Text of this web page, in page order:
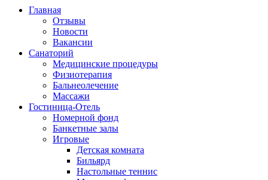
Главная
Отзывы
Новости
Вакансии
Санаторий
Медицинские процедуры
Физиотерапия
Бальнеолечение
Массажи
Гостиница-Отель
Номерной фонд
Банкетные залы
Игровые
Детская комната
Бильярд
Настольные теннис